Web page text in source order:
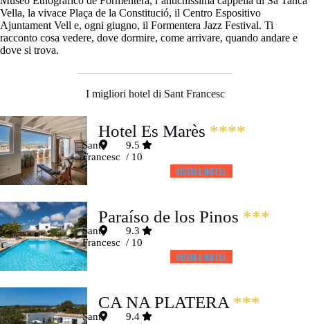
Vella, la vivace Plaça de la Constitució, il Centro Espositivo
Ajuntament Vell e, ogni giugno, il Formentera Jazz Festival. Ti
racconto cosa vedere, dove dormire, come arrivare, quando andare e
dove si trova.
I migliori hotel di Sant Francesc
Hotel Es Marès ****
Sant
Francesc
9.5
/ 10
Visita l’HOTEL
Paraíso de los Pinos ***
Sant
Francesc
9.3
/ 10
Visita l’HOTEL
CA NA PLATERA ***
Sant
9.4